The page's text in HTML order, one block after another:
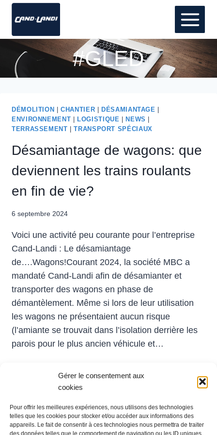
Gérer le consentement aux
cookies
Pour offrir les meilleures expériences, nous utilisons des technologies
telles que les cookies pour stocker et/ou accéder aux informations des
appareils. Le fait de consentir à ces technologies nous permettra de traiter
des données telles que le comportement de navigation ou les ID uniques
Aller
contenu
#GLED
DÉMOLITION |CHANTIER DÉSAMIANTAGE
ENVIRONNEMENT
LOGISTIQUE NEWS
TERRASSEMENT |TRANSPORT SPÉCIAUX
Désamiantage de wagons: que
deviennent les trains roulants
en fin de vie?
6 septembre 2024
Voici une activité peu courante pour l’entreprise
Cand-Landi : Le désamiantage
de….Wagons!Courant 2024, la société MBC a
mandaté Cand-Landi afin de désamianter et
transporter des wagons en phase de
démantèlement. Même si lors de leur utilisation
les wagons ne présentaient aucun risque
(l’amiante se trouvait dans l’isolation derrière les
parois pour le plus ancien véhicule et…
DE
WAGONS:
DEVIENNENT
LES
TRAINS
Administration
Ch. du Grandsonnet 3